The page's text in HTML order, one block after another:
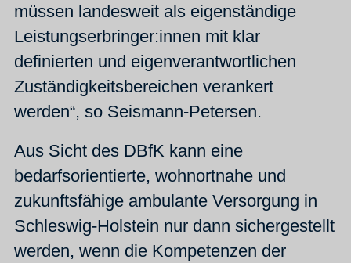
müssen landesweit als eigenständige
Leistungserbringer:innen mit klar
definierten und eigenverantwortlichen
Zuständigkeitsbereichen verankert
werden“, so Seismann-Petersen.
Aus Sicht des DBfK kann eine
bedarfsorientierte, wohnortnahe und
zukunftsfähige ambulante Versorgung in
Schleswig-Holstein nur dann sichergestellt
werden, wenn die Kompetenzen der